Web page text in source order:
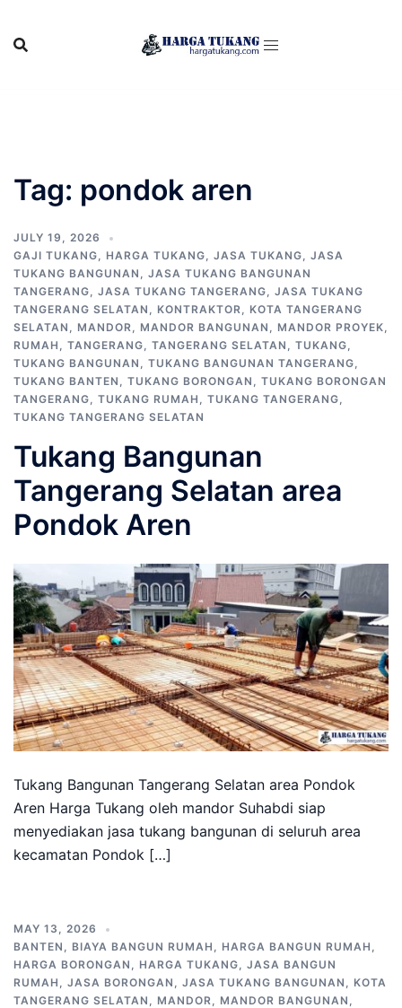
content
Tag: pondok aren
JULY 19, 2026
GAJI TUKANG, HARGA TUKANG, JASA TUKANG, JASA
TUKANG BANGUNAN , JASA TUKANG BANGUNAN
TANGERANG, JASA TUKANG TANGERANG, JASA TUKANG
TANGERANG SELATAN , KONTRAKTOR, KOTA TANGERANG
SELATAN , MANDOR, MANDOR BANGUNAN , MANDOR PROYEK,
RUMAH , TANGERANG, TANGERANG SELATAN , TUKANG,
TUKANG BANGUNAN , TUKANG BANGUNAN TANGERANG,
TUKANG BANTEN , TUKANG BORONGAN , TUKANG BORONGAN
TANGERANG, TUKANG RUMAH , TUKANG TANGERANG,
TUKANG TANGERANG SELATAN
Tukang Bangunan
Tangerang Selatan area
Pondok Aren
Tukang Bangunan Tangerang Selatan area Pondok
Aren Harga Tukang oleh mandor Suhabdi siap
menyediakan jasa tukang bangunan di seluruh area
kecamatan Pondok […]
MAY 13, 2026
BANTEN , BIAYA BANGUN RUMAH , HARGA BANGUN RUMAH ,
HARGA BORONGAN , HARGA TUKANG, JASA BANGUN
RUMAH , JASA BORONGAN , JASA TUKANG BANGUNAN , KOTA
TANGERANG SELATAN , MANDOR, MANDOR BANGUNAN ,